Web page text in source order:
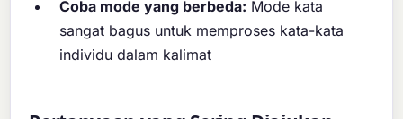
Coba mode yang berbeda: Mode kata
sangat bagus untuk memproses kata-kata
individu dalam kalimat